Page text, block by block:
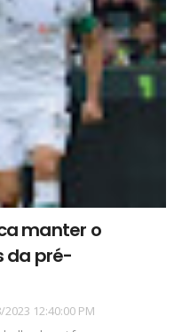
manter o
da pré-
2023 12:40:00 PM